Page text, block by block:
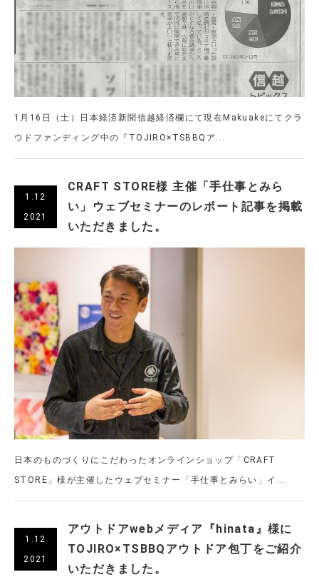
1月16日（土）日本経済新聞信越経済欄にて現在Makuakeにてクラ
ウドファンディング中の『TOJIRO×TSBBQア...
1.12
2021
CRAFT STORE様 主催「手仕事とみら
い」ウェブセミナーのレポート記事を掲載
いただきました。
日本のものづくりにこだわったオンラインショップ「CRAFT
STORE」様が主催したウェブセミナー「手仕事とみらい」イ...
1.12
2021
アウトドアwebメディア『hinata』様に
TOJIRO×TSBBQアウトドア包丁をご紹介
いただきました。